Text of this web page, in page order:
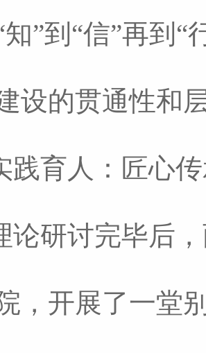
知”到“信”再到
设的贯通性和
践育人：匠心
论研讨完毕后
，开展了一堂